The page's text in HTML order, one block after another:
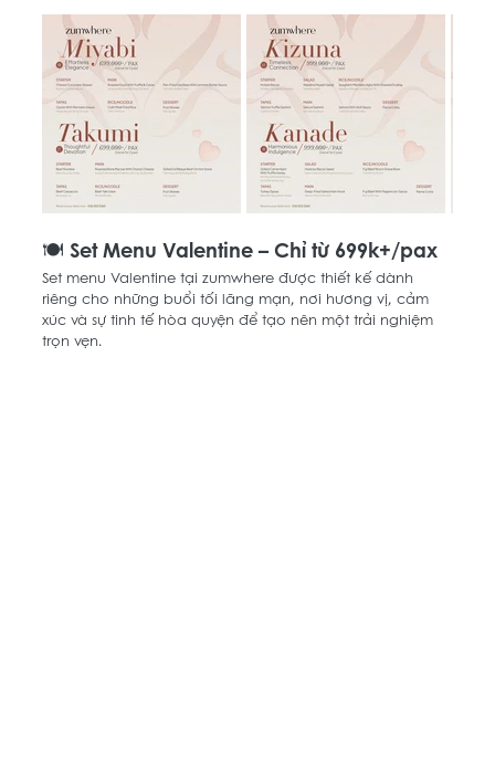
🍽️ Set Menu Valentine – Chỉ từ 699k+/pax
Set menu Valentine tại zumwhere được thiết kế dành
riêng cho những buổi tối lãng mạn, nơi hương vị, cảm
xúc và sự tinh tế hòa quyện để tạo nên một trải nghiệm
trọn vẹn.